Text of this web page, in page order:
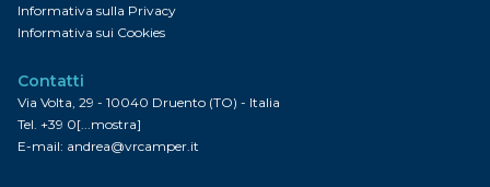
Informativa sulla Privacy
Informativa sui Cookies
Contatti
Via Volta, 29 - 10040 Druento (TO) - Italia
Tel. +39 0[...mostra]
E-mail: andrea@vrcamper.it